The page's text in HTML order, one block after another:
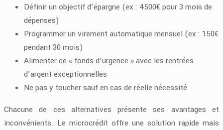
Définir un objectif d’épargne (ex : 4500€ pour 3 mois de
dépenses)
Programmer un virement automatique mensuel (ex : 150€
pendant 30 mois)
Alimenter ce « fonds d’urgence » avec les rentrées
d’argent exceptionnelles
Ne pas y toucher sauf en cas de réelle nécessité
Chacune de ces alternatives présente ses avantages et
inconvénients. Le microcrédit offre une solution rapide mais